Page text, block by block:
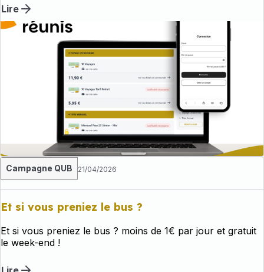
Lire
Campagne QUB 21/04/2026
Et si vous preniez le bus ?
Et si vous preniez le bus ? moins de 1€ par jour et gratuit
le week-end !